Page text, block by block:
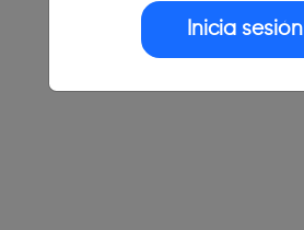
Inicia sesión